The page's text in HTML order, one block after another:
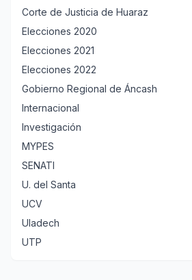
Corte de Justicia de Huaraz
Elecciones 2020
Elecciones 2021
Elecciones 2022
Gobierno Regional de Áncash
Internacional
Investigación
MYPES
SENATI
U. del Santa
UCV
Uladech
UTP